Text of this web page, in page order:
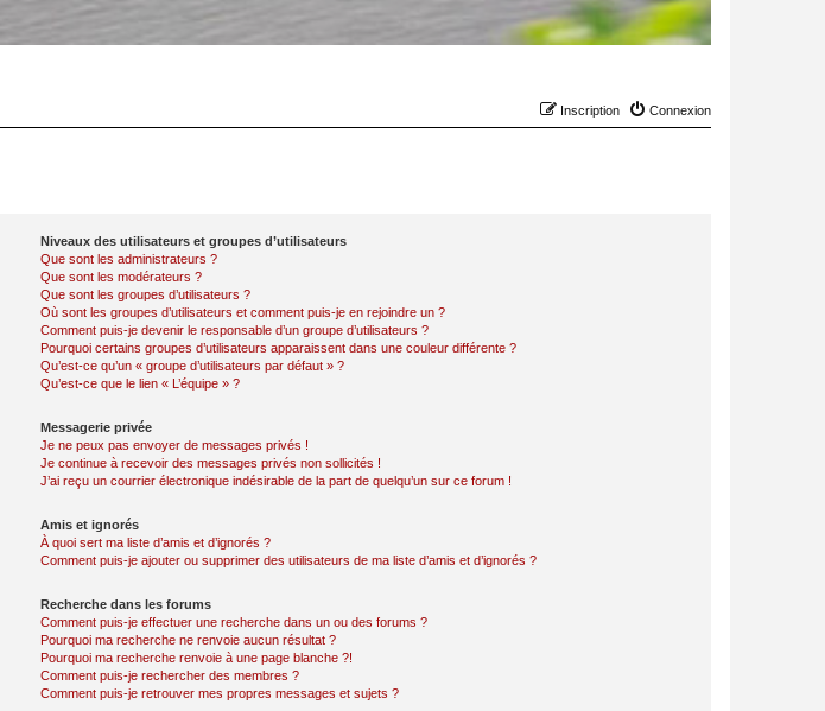
Connexion
Inscription
Niveaux des utilisateurs et groupes d’utilisateurs
Que sont les administrateurs ?
Que sont les modérateurs ?
Que sont les groupes d’utilisateurs ?
Où sont les groupes d’utilisateurs et comment puis-je en rejoindre un ?
Comment puis-je devenir le responsable d’un groupe d’utilisateurs ?
Pourquoi certains groupes d’utilisateurs apparaissent dans une couleur différente ?
Qu’est-ce qu’un « groupe d’utilisateurs par défaut » ?
Qu’est-ce que le lien « L’équipe » ?
Messagerie privée
Je ne peux pas envoyer de messages privés !
Je continue à recevoir des messages privés non sollicités !
J’ai reçu un courrier électronique indésirable de la part de quelqu’un sur ce forum !
Amis et ignorés
À quoi sert ma liste d’amis et d’ignorés ?
Comment puis-je ajouter ou supprimer des utilisateurs de ma liste d’amis et d’ignorés ?
Recherche dans les forums
Comment puis-je effectuer une recherche dans un ou des forums ?
Pourquoi ma recherche ne renvoie aucun résultat ?
Pourquoi ma recherche renvoie à une page blanche ?!
Comment puis-je rechercher des membres ?
Comment puis-je retrouver mes propres messages et sujets ?